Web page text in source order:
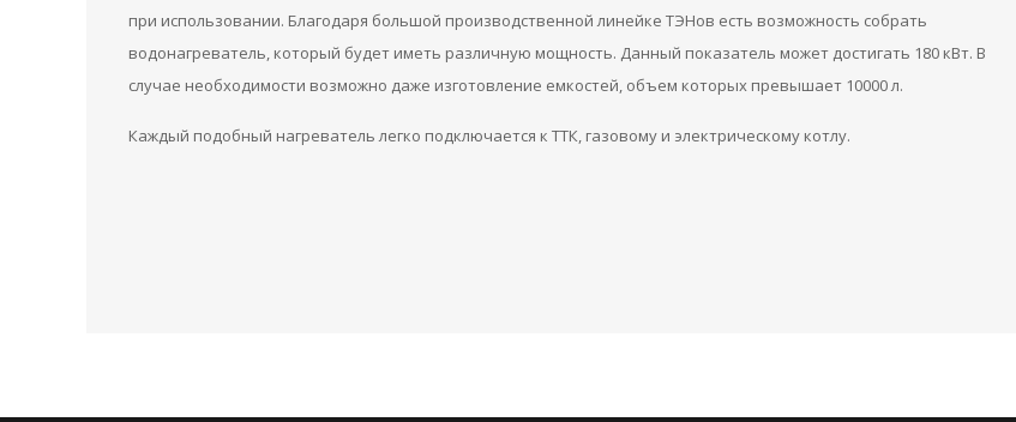
при использовании. Благодаря большой производственной линейке ТЭНов есть возможность собрать
водонагреватель, который будет иметь различную мощность. Данный показатель может достигать 180 кВт. В
случае необходимости возможно даже изготовление емкостей, объем которых превышает 10000 л.
Каждый подобный нагреватель легко подключается к ТТК, газовому и электрическому котлу.